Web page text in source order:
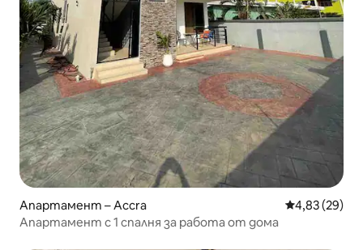
Апартамент – Accra Средна
4,83 (29)
Апартамент с 1 спалня за работа от дома